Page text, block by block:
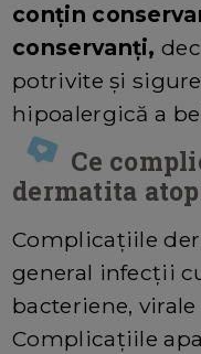
conțin
conservanți,
potrivite și
hipoalergică a
Ce
dermatita
Complicațiile
general infecții
bacteriene,
Complicațiile